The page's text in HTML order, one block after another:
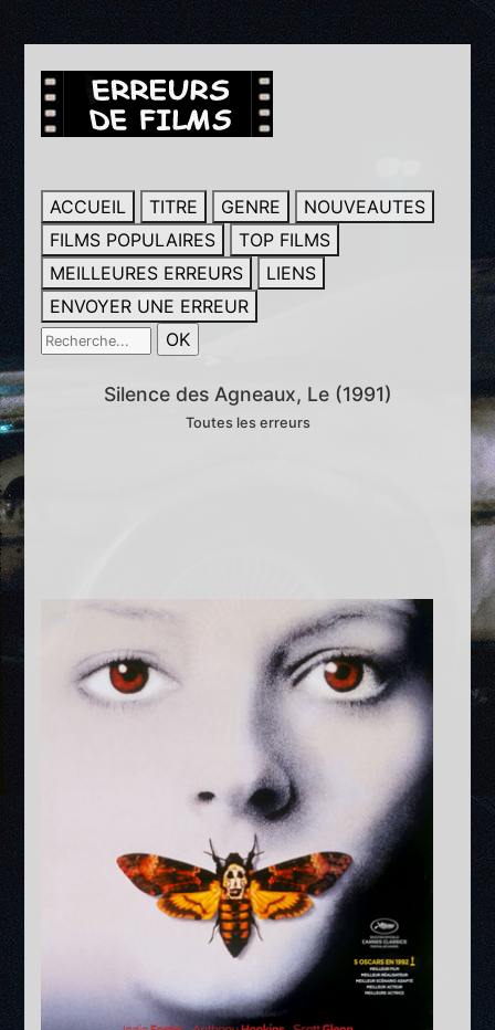
ACCUEIL TITRE GENRE
NOUVEAUTES
FILMS POPULAIRES
TOP FILMS
MEILLEURES ERREURS
LIENS
ENVOYER UNE ERREUR
Silence des Agneaux, Le (1991)
Toutes les erreurs